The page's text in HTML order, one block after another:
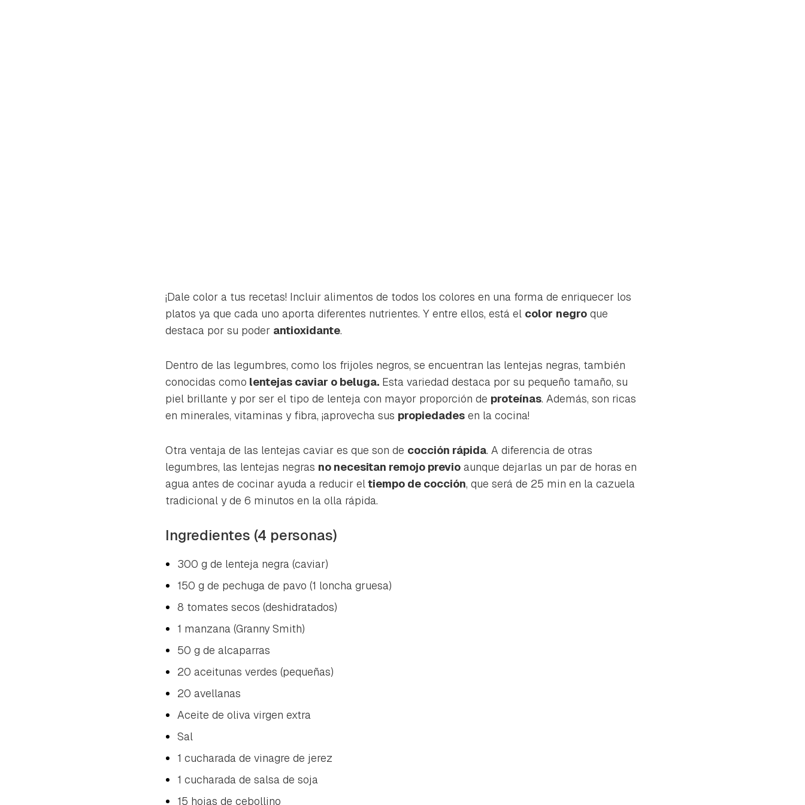
¡Dale color a tus recetas! Incluir alimentos de todos los colores en una forma de enriquecer los
platos ya que cada uno aporta diferentes nutrientes. Y entre ellos, está el color negro que
destaca por su poder antioxidante.
Dentro de las legumbres, como los frijoles negros, se encuentran las lentejas negras, también
conocidas como lentejas caviar o beluga. Esta variedad destaca por su pequeño tamaño, su
piel brillante y por ser el tipo de lenteja con mayor proporción de proteínas. Además, son ricas
en minerales, vitaminas y fibra, ¡aprovecha sus propiedades en la cocina!
Otra ventaja de las lentejas caviar es que son de cocción rápida. A diferencia de otras
legumbres, las lentejas negras no necesitan remojo previo aunque dejarlas un par de horas en
agua antes de cocinar ayuda a reducir el tiempo de cocción, que será de 25 min en la cazuela
tradicional y de 6 minutos en la olla rápida.
Ingredientes (4 personas)
300 g de lenteja negra (caviar)
150 g de pechuga de pavo (1 loncha gruesa)
8 tomates secos (deshidratados)
1 manzana (Granny Smith)
50 g de alcaparras
20 aceitunas verdes (pequeñas)
20 avellanas
Aceite de oliva virgen extra
Sal
1 cucharada de vinagre de jerez
1 cucharada de salsa de soja
15 hojas de cebollino